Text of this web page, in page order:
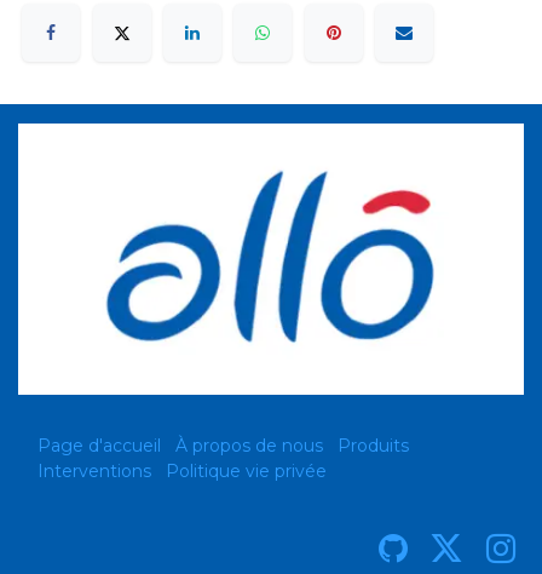
Page d'accueil À propos de nous
Produits
Interventions
Politique vie privée